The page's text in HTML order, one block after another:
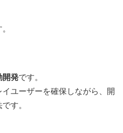
開発です。
ユーザーを確保しながら、開
す。